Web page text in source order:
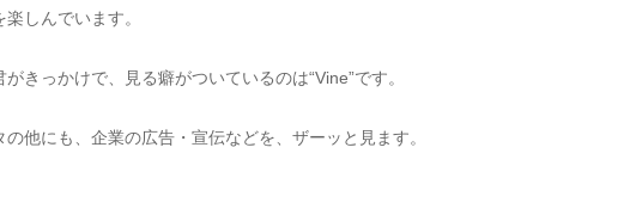
しんでいます。
がきっかけで、見る癖がついているのは“Vine”です。
の他にも、企業の広告・宣伝などを、ザーッと見ます。